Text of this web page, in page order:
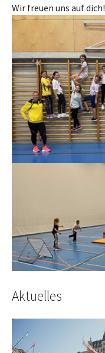
Wir freuen uns auf dich!
Show larger version
Aktuelles